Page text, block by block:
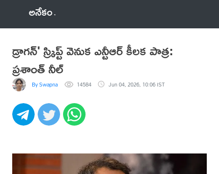
అనేకం
డ్రాగన్' స్క్రిప్ట్ వెనుక ఎన్టీఆర్ కీలక పాత్ర:
ప్రశాంత్ నీల్
By Swapna 14584 Jun 04, 2026, 10:06 IST